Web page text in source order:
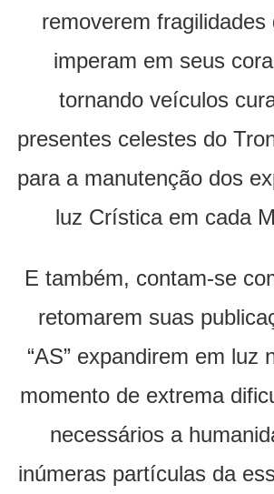
removerem fragilidades
imperam em seus
tornando veículos
presentes celestes do
para a manutenção dos
luz Crística em cada
E também, contam-se
retomarem suas
“AS” expandirem em luz
momento de extrema
necessários a
inúmeras partículas da